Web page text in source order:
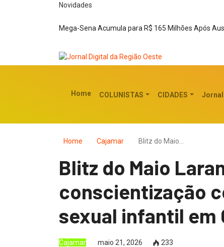
Novidades
Mega-Sena Acumula para R$ 165 Milhões Após
Home COLUNISTAS CIDADES
Home Cajamar Blitz do Maio…
Blitz do Maio
conscientização
sexual infantil em
Cajamar maio 21, 2026 233